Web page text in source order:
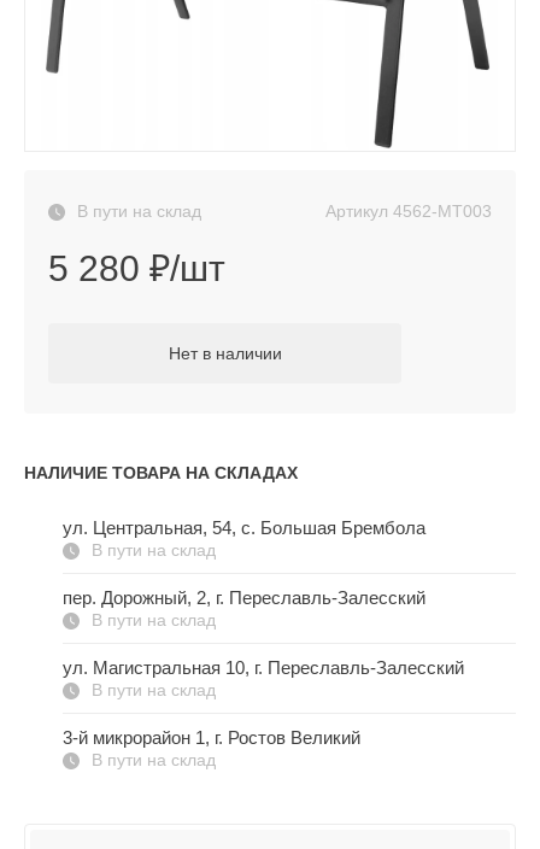
В пути на склад Артикул 4562-МТ003
5 280 ₽/шт
Нет в наличии
НАЛИЧИЕ ТОВАРА НА СКЛАДАХ
ул. Центральная, 54, c. Большая Брембола
В пути на склад
пер. Дорожный, 2, г. Переславль-Залесский
В пути на склад
ул. Магистральная 10, г. Переславль-Залесский
В пути на склад
3-й микрорайон 1, г. Ростов Великий
В пути на склад